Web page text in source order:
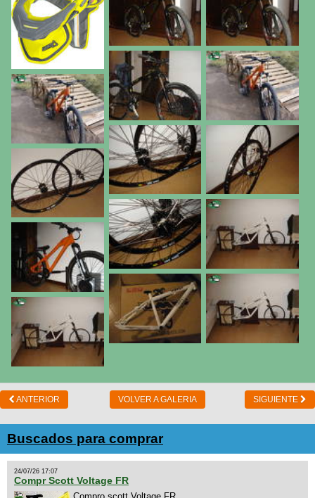
ANTERIOR VOLVER A GALERIA SIGUIENTE
Buscados para comprar
24/07/26 17:07
Compr Scott Voltage FR